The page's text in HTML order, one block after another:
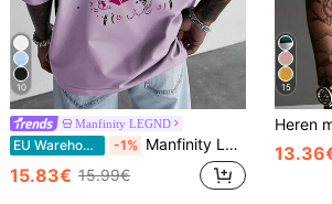
10
Manfinity LEGND
EU Warehouse -1% Manfinity LEGND Heren Poker Print Ronde Hals Losse Casual Korte Mouw T-shirt
15.83€ 15.99€
15